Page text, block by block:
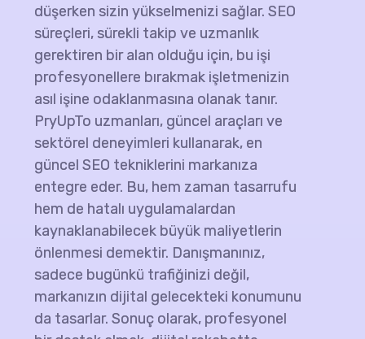
düşerken sizin yükselmenizi sağlar. SEO
süreçleri, sürekli takip ve uzmanlık
gerektiren bir alan olduğu için, bu işi
profesyonellere bırakmak işletmenizin
asıl işine odaklanmasına olanak tanır.
PryUpTo uzmanları, güncel araçları ve
sektörel deneyimleri kullanarak, en
güncel SEO tekniklerini markanıza
entegre eder. Bu, hem zaman tasarrufu
hem de hatalı uygulamalardan
kaynaklanabilecek büyük maliyetlerin
önlenmesi demektir. Danışmanınız,
sadece bugünkü trafiğinizi değil,
markanızın dijital gelecekteki konumunu
da tasarlar. Sonuç olarak, profesyonel